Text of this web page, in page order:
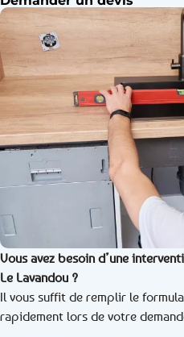
Vous avez besoin d’une
Le Lavandou ?
Il vous suffit de remplir le
rapidement lors de votre